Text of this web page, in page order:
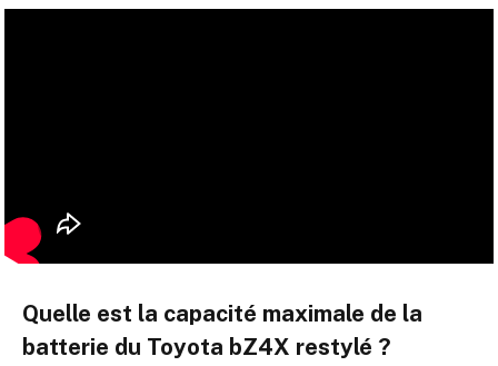
Quelle est la capacité maximale de la
batterie du Toyota bZ4X restylé ?